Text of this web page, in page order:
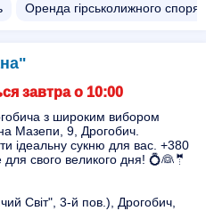
Оренда гірськолижного
завтра о 10:00
з широким вибором
Мазепи, 9, Дрогобич.
ідеальну сукню для вас. +380
свого великого дня! 💍👰🤵
Світ", 3-й пов.), Дрогобич,